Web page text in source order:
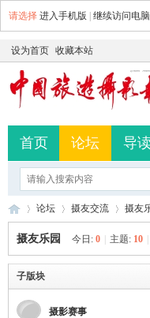
请选择 进入手机版 继续访问电
设为首页 收藏本站
首页 论坛 导读
中 »
论坛 摄友交流 摄友
摄友乐园 今日: 0 主题: 10
子版块
摄影赛事